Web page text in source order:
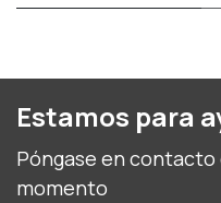
Estamos para
Póngase en
momento